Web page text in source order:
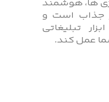
ها، هوشمند
جذاب است و
تبلیغاتی
عمل کند.